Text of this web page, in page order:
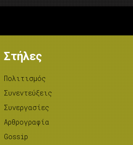
Στήλες
Πολιτισμός
Συνεντεύξεις
Συνεργασίες
Αρθρογραφία
Gossip